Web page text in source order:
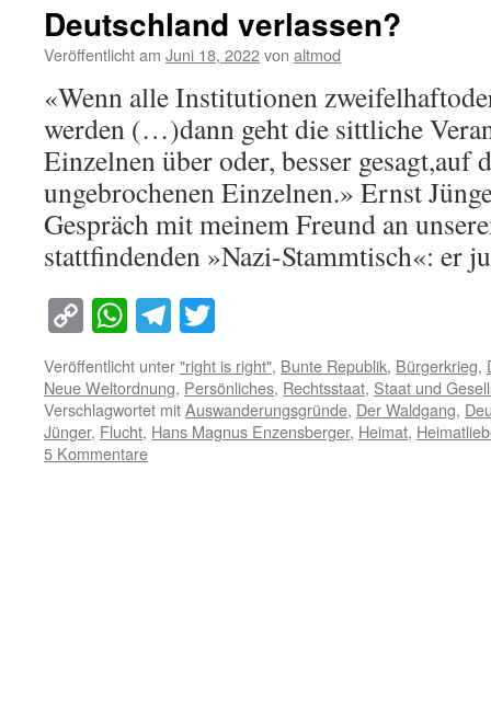
Deutschland verlassen?
Veröffentlicht am Juni 18, 2022von altmod
«Wenn alle Institutionen
werden (…)dann geht die sittliche
Einzelnen über oder, besser gesagt,auf
ungebrochenen Einzelnen.» Ernst
Gespräch mit meinem Freund an
stattfindenden »Nazi-Stammtisch«: er
Copy
Link
WhatsApp
Telegram
Veröffentlicht unter"right is right", Bunte Republik, Bürgerkrieg,
Neue Weltordnung, Persönliches, Rechtsstaat, Staat und
Verschlagwortet mitAuswanderungsgründe, Der Waldgang,
Jünger, Flucht, Hans Magnus Enzensberger, Heimat,
5 Kommentare